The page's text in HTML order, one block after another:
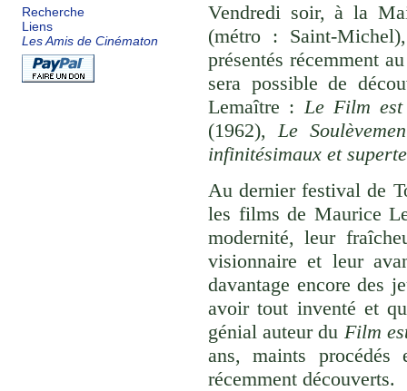
Recherche
Liens
Les Amis de Cinématon
Vendredi soir, à la
(métro : Saint-
présentés récemment
sera possible de
Lemaître :Le Film est
(1962),Le
infinitésimaux et
Au dernier festival de
les films de Maurice
modernité, leur
visionnaire et leur
davantage encore des
avoir tout inventé et
génial auteur du Film
ans, maints procédés
récemment découverts.